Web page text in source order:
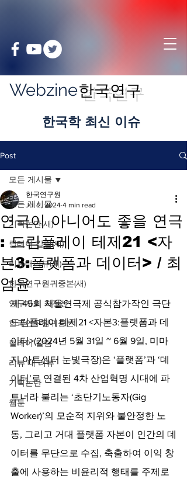
Webzine
​한국학 최신 이슈
한국연구
Post
모든 게시물
기획논단(새)
릴레이 칼럼(새)
리뷰대리뷰(새)
한국연구원귀중본(새)
연구자의 최전선
한국연구원귀중본
릴레이 칼럼
리뷰 대 리뷰
기획논단
웹툰
모든 게시물
연극이 아니어도 좋을 연극
: 드림플레이 테제21 <자
본3:플랫폼과 데이터> / 최
엄윤
한국연구원
Jul 2, 2024 4 min read
제 45회 서울연극제 공식참가작인 극단
드림플레이 테제21 <자본3:플랫폼과 데
이터>(2024년 5월 31일 ~ 6월 9일, 미마
지 아트센터 눈빛극장)은 ‘플랫폼’과 ‘데
이터’로 연결된 4차 산업혁명 시대에 파
트너라 불리는 ‘초단기노동자(Gig
Worker)’의 모순적 지위와 불안정한 노
동, 그리고 거대 플랫폼 자본이 인간의 데
이터를 무단으로 수집, 축출하여 이익 창
출에 사용하는 비윤리적 행태를 주제로